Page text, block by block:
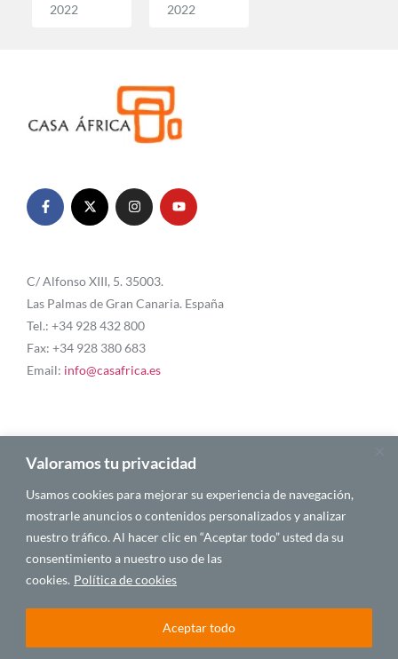
Valoramos tu privacidad
Usamos cookies para mejorar su experiencia de navegación,
mostrarle anuncios o contenidos personalizados y analizar
nuestro tráfico. Al hacer clic en “Aceptar todo” usted da su
consentimiento a nuestro uso de las
cookies. Política de cookies
Aceptar todo
2022
2022
C/ Alfonso XIII, 5. 35003.
Las Palmas de Gran Canaria. España
Tel.: +34 928 432 800
Fax: +34 928 380 683
Email: info@casafrica.es
Blog
Quiénes somos
Autores
Español